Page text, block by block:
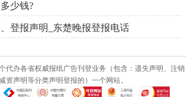
少钱?
登报声明_东楚晚报登报电话
代办各省权威报纸广告刊登业务（包含：遗失声明、注销
资声明等分类声明登报的）一个网站。